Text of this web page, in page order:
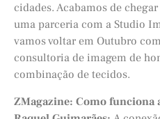
cidades. Acabamos de
uma parceria com a Studio
vamos voltar em Outubro
consultoria de imagem de
combinação de tecidos.
ZMagazine: Como funciona